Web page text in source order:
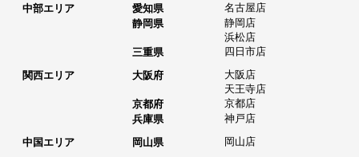
中部エリア
愛知県
名古屋店
静岡県
静岡店
浜松店
三重県
四日市店
関西エリア
大阪府
大阪店
天王寺店
京都府
京都店
兵庫県
神戸店
中国エリア
岡山県
岡山店